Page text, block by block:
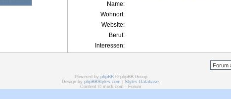
Name:
Wohnort:
Website:
Beruf:
Interessen:
Powered by phpBB© phpBB Group
Design by phpBBStyles.com Styles Database.
Content © murb.com - Forum